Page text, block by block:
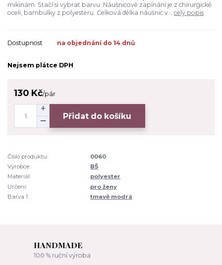
mikinám. Stačí si vybrat barvu. Náušnicové zapínání je z chirurgické
oceli, bambulky z polyesteru. Celková délka náušnic v... celý popis
Dostupnost na objednání do 14 dnů
Nejsem plátce DPH
130 Kč/pár
Přidat do košíku
Číslo produktu:
0060
Výrobce:
BŠ
Materiál:
polyester
Určení:
pro ženy
Barva 1:
tmavě modrá
HANDMADE
100 % ruční výroba